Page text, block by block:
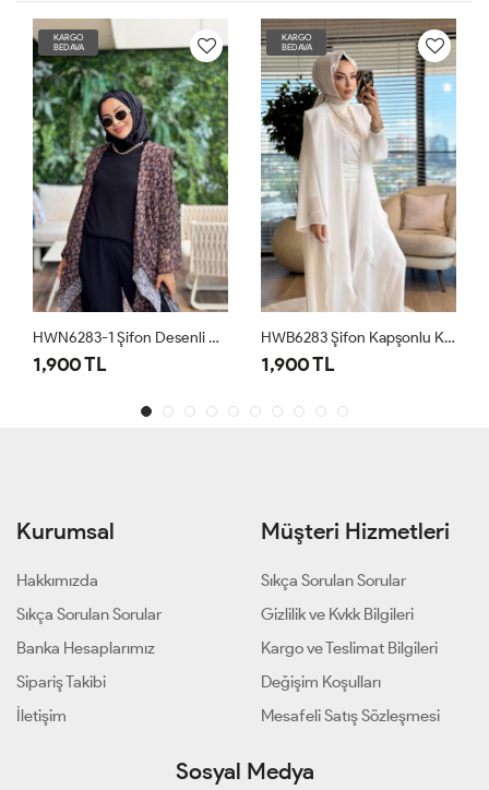
HWN6283-1 Şifon Desenli Kapşonlu Kap Vizon Siyah
BEDAVA
HWB6283 Şifon Kapşonlu Kap Ekru
1,900 TL
KARGO
BEDAVA
5,100 TL
Kurumsal
Hakkımızda
Sıkça Sorulan Sorular
Banka Hesaplarımız
Sipariş Takibi
İletişim
Müşteri Hizmetleri
Sıkça Sorulan Sorular
Gizlilik ve Kvkk Bilgileri
Kargo ve Teslimat Bilgileri
Değişim Koşulları
Mesafeli Satış Sözleşmesi
Sosyal Medya